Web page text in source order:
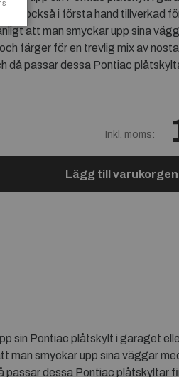
är också i första hand tillverkad
att man smyckar upp sina
färger för en trevlig mix av
då passar dessa Pontiac
Inkl. moms:
Lägg till varukorgen
sin Pontiac plåtskylt i garaget
man smyckar upp sina väggar
passar dessa Pontiac plåtskyltar